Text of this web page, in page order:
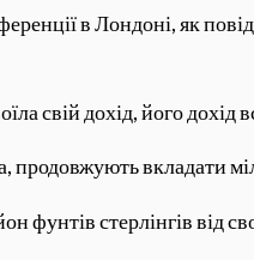
в Лондоні, як
свій дохід, його дохід
продовжують вкладати
стерлінгів від